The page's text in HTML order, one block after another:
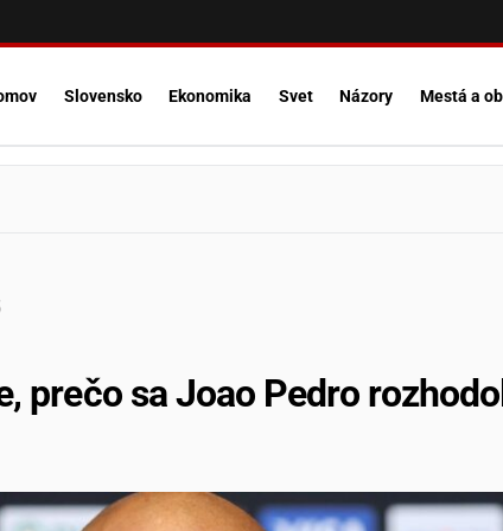
Slovensko Ekonomika Svet Názory Mestá a
prečo sa Joao Pedro